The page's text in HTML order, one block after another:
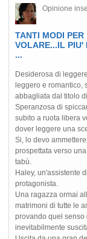
Opinione
TANTI MODI PER
VOLARE...IL PIU'
...
Desiderosa di
leggero e romantico,
abbagliata dal titolo
Speranzosa di
subito a ruota libera
dover leggere una
Si, lo devo
prospettata verso
tabù.
Haley, un'assistente
protagonista.
Una ragazza ormai
matrimoni di tutte le
provando quel senso
inevitabilmente